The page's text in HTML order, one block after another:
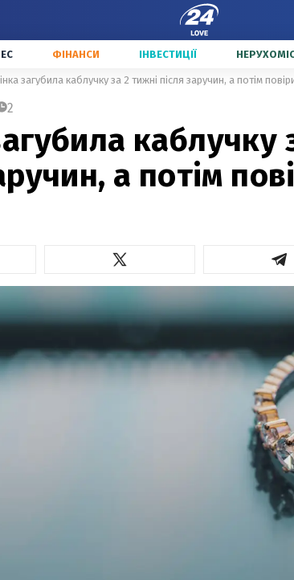
ФІНАНСИ ІНВЕСТИЦІЇ
загубила каблучку за 2 тижні після заручин, а потім
2
каблучку
а потім